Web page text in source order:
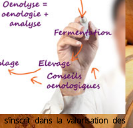
dans la valorisation des